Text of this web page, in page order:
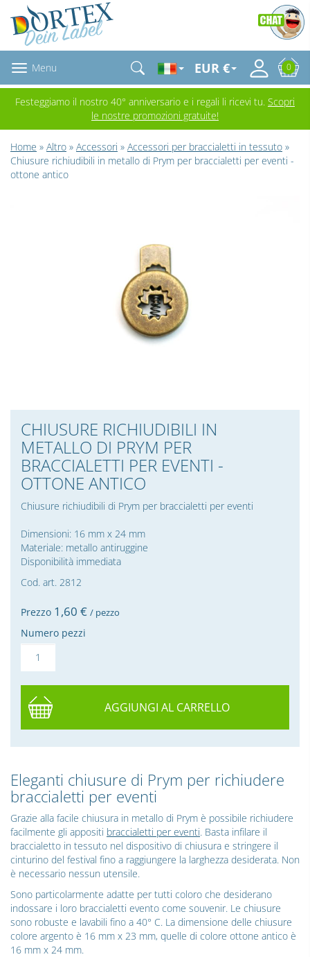
Menu EUR € 0
Festeggiamo il nostro 40° anniversario e i regali li ricevi tu. Scopri
le nostre promozioni gratuite!
Home » Altro » Accessori » Accessori per braccialetti in tessuto »
Chiusure richiudibili in metallo di Prym per braccialetti per eventi -
ottone antico
CHIUSURE RICHIUDIBILI IN
METALLO DI PRYM PER
BRACCIALETTI PER EVENTI -
OTTONE ANTICO
Chiusure richiudibili di Prym per braccialetti per eventi
Dimensioni: 16 mm x 24 mm
Materiale: metallo antiruggine
Disponibilità immediata
Cod. art. 2812
Prezzo 1,60 € / pezzo
Numero pezzi
AGGIUNGI AL CARRELLO
Eleganti chiusure di Prym per richiudere
braccialetti per eventi
Grazie alla facile chiusura in metallo di Prym è possibile richiudere
facilmente gli appositi braccialetti per eventi. Basta infilare il
braccialetto in tessuto nel dispositivo di chiusura e stringere il
cinturino del festival fino a raggiungere la larghezza desiderata. Non
è necessario nessun utensile.
Sono particolarmente adatte per tutti coloro che desiderano
indossare i loro braccialetti evento come souvenir. Le chiusure
sono robuste e lavabili fino a 40° C. La dimensione delle chiusure
colore argento è 16 mm x 23 mm, quelle di colore ottone antico è
16 mm x 24 mm.